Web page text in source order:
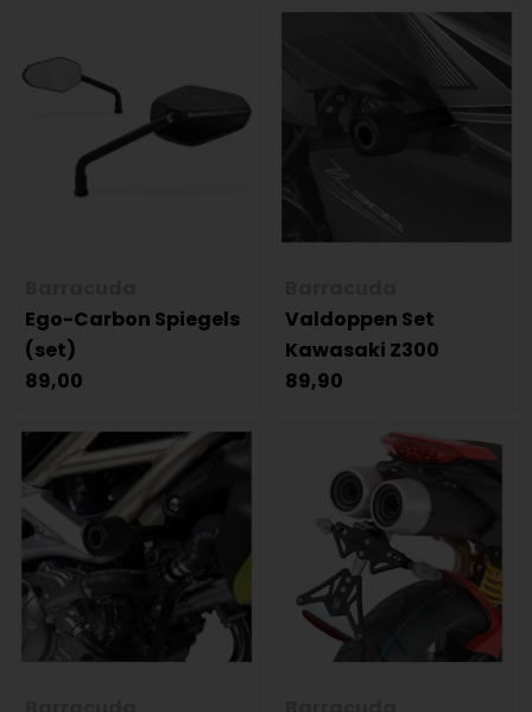
Ego-Carbon Spiegels
(set)
89,00
Valdoppen Set
Kawasaki Z300
89,90